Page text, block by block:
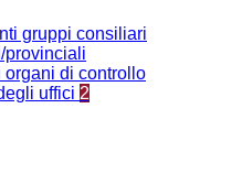
gruppi consiliari
provinciali
organi di controllo
uffici 2